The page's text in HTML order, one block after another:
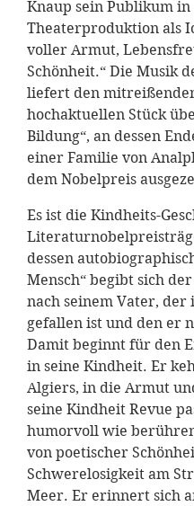
Knaup sein Publikum
Theaterproduktion als
voller Armut,
Schönheit.“ Die Musik
liefert den
hochaktuellen Stück
Bildung“, an dessen
einer Familie von
dem Nobelpreis
Es ist die Kindheits-
dessen
Mensch“ begibt sich
nach seinem Vater,
gefallen ist und den er
Damit beginnt für den
in seine Kindheit. Er
Algiers, in die Armut
seine Kindheit Revue
humorvoll wie
von poetischer
Schwerelosigkeit am
Meer. Er erinnert sich